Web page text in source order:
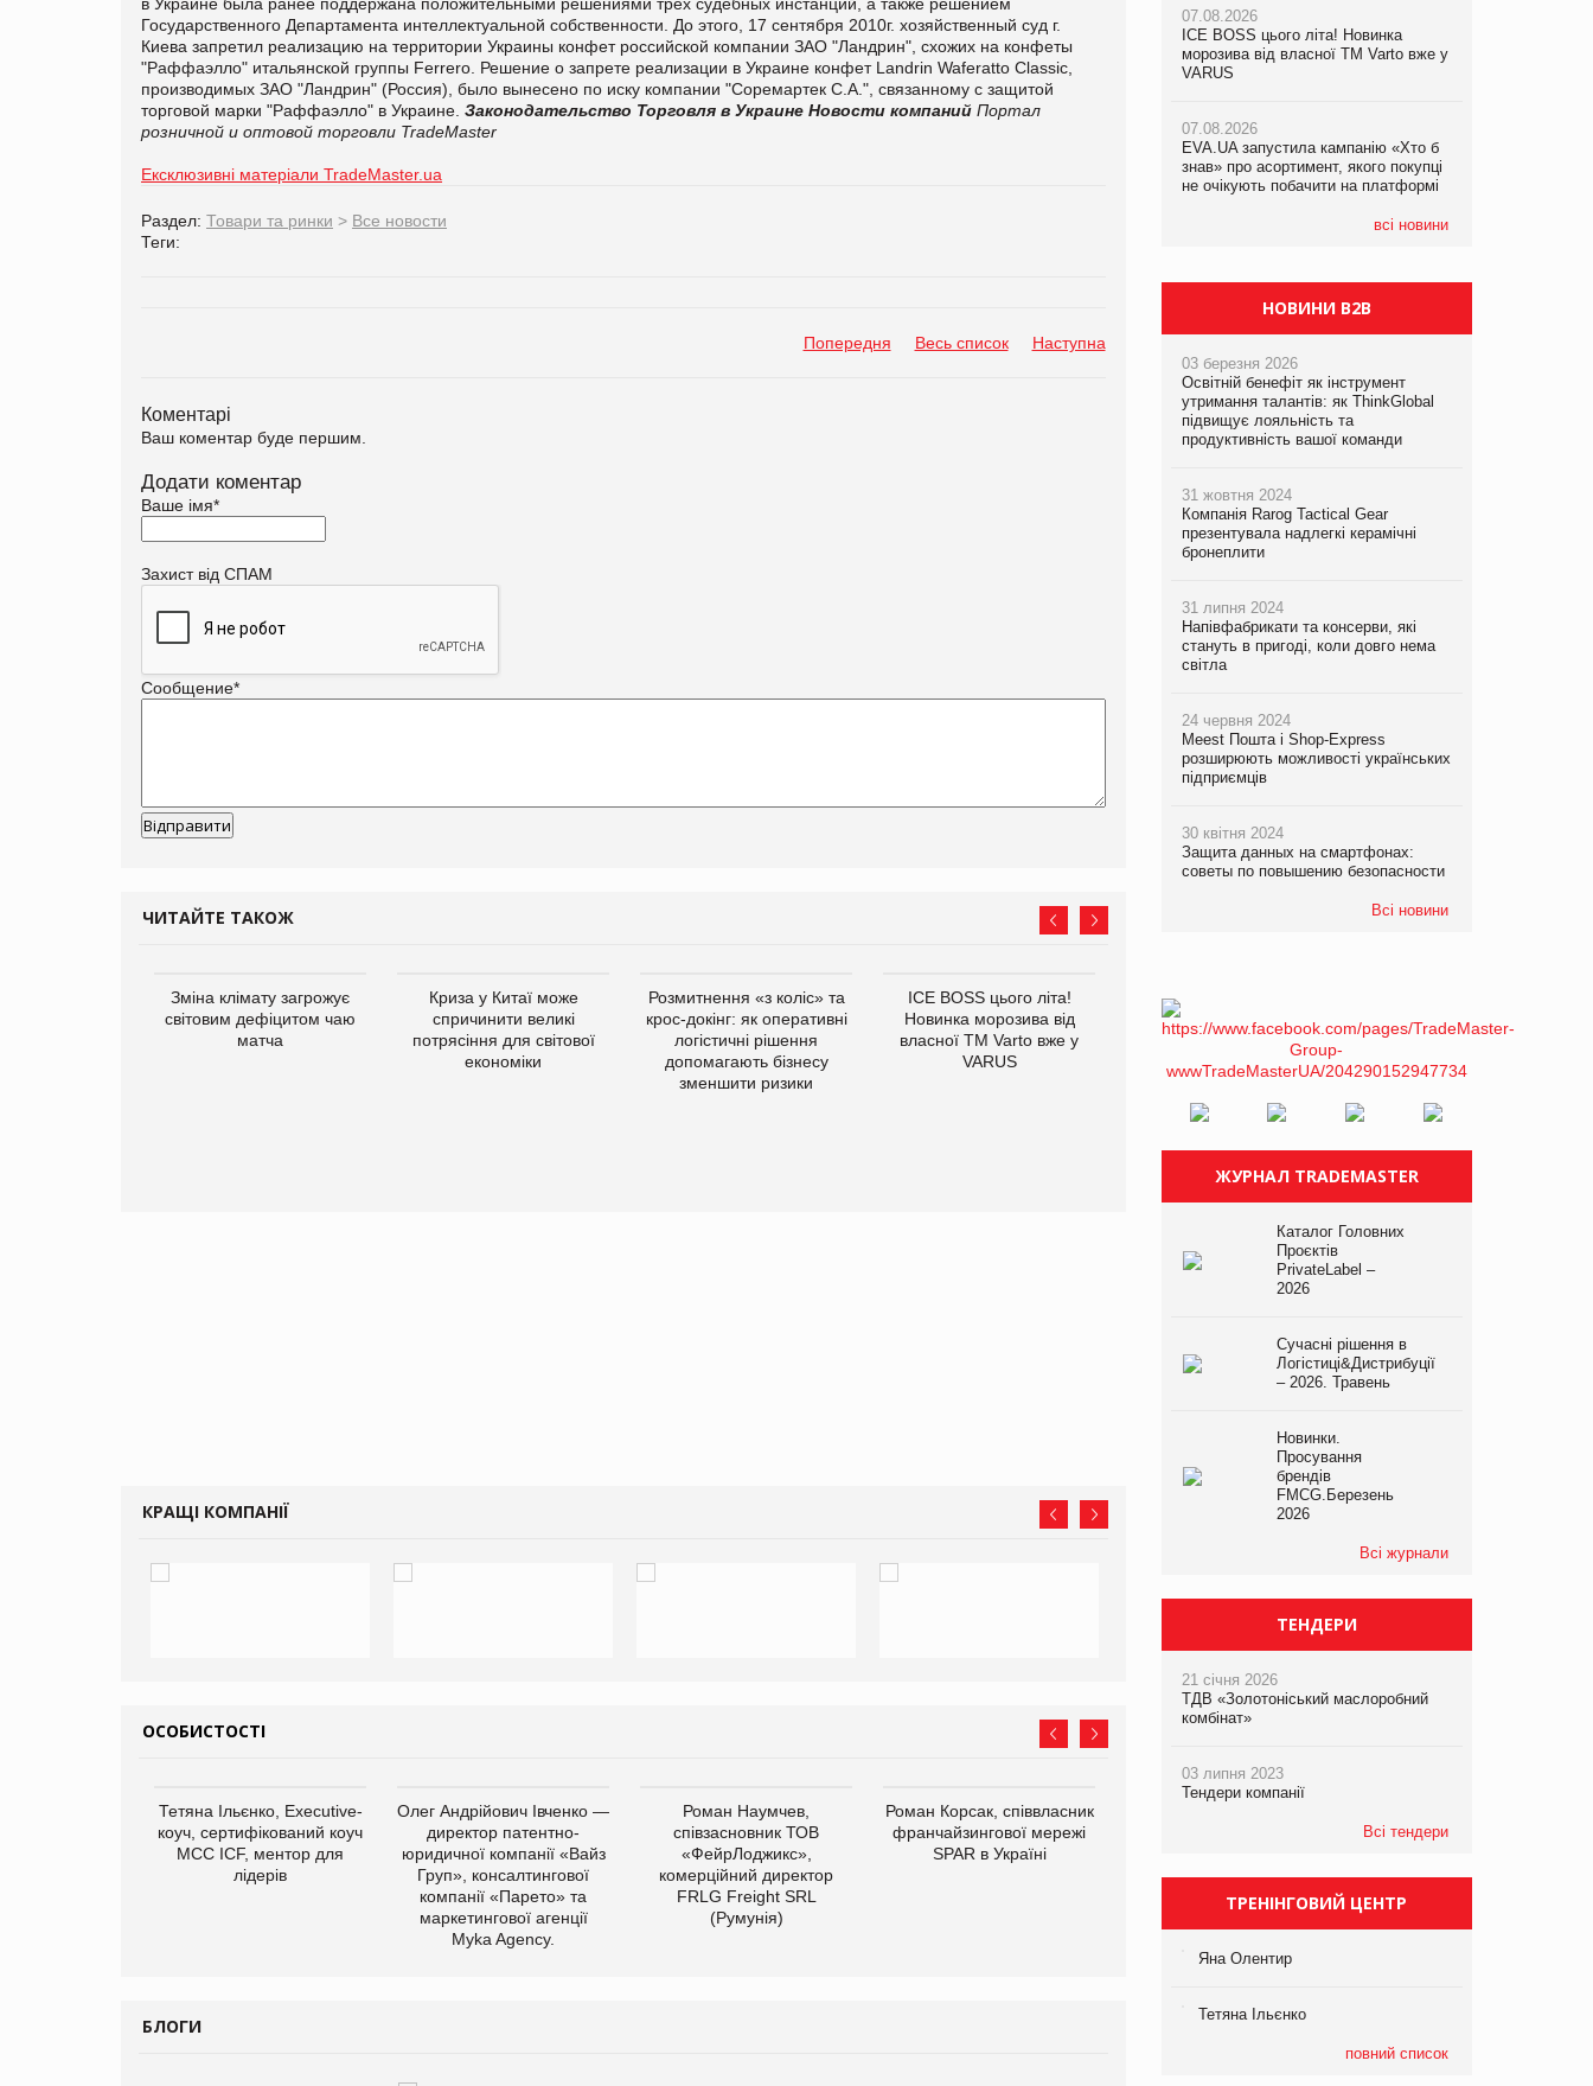
Государственного Департамента интеллектуальной собственности. До этого, 17 сентября 2010г. хозяйственный суд г.
Киева запретил реализацию на территории Украины конфет российской компании ЗАО "Ландрин", схожих на конфеты
"Раффаэлло" итальянской группы Ferrero. Решение о запрете реализации в Украине конфет Landrin Waferatto Classic,
производимых ЗАО "Ландрин" (Россия), было вынесено по иску компании "Соремартек С.А.", связанному с защитой
торговой марки "Раффаэлло" в Украине. Законодательство Торговля в Украине Новости компаний Портал
розничной и оптовой торговли TradeMaster
Ексклюзивні матеріали TradeMaster.ua
Раздел: Товари та ринки > Все новости
Теги:
Попередня Весь список Наступна
Коментарі
Ваш коментар буде першим.
Додати коментар
Ваше імя*
Захист від СПАМ
Сообщение*
ЧИТАЙТЕ ТАКОЖ
Зміна клімату загрожує
світовим дефіцитом чаю
матча
Криза у Китаї може
спричинити великі
потрясіння для світової
економіки
Розмитнення «з коліс» та
крос-докінг: як оперативні
логістичні рішення
допомагають бізнесу
зменшити ризики
ICE BOSS цього літа!
Новинка морозива від
власної ТМ Varto вже у
VARUS
EVA.UA запустила
кампанію «Хто б знав» про
асортимент, якого покупці
не очікують побачити на
платформі
збиток у першому півріччі
КРАЩІ КОМПАНІЇ
ОСОБИСТОСТІ
Тетяна Ільєнко, Executive-
коуч, сертифікований коуч
МСС ICF, ментор для
лідерів
Олег Андрійович Івченко —
директор патентно-
юридичної компанії «Вайз
Груп», консалтингової
компанії «Парето» та
маркетингової агенції
Myka Agency.
Роман Наумчев,
співзасновник ТОВ
«ФейрЛоджикс»,
комерційний директор
FRLG Freight SRL
(Румунія)
Роман Корсак, співвласник
франчайзингової мережі
SPAR в Україні
виробництва
компанії «УкраМарин»
БЛОГИ
07.08.2026
ICE BOSS цього літа! Новинка
морозива від власної ТМ Varto вже у
VARUS
07.08.2026
EVA.UA запустила кампанію «Хто б
знав» про асортимент, якого покупці
не очікують побачити на платформі
всі новини
07.08.2026
ICE BOSS цього літа! Новинка
морозива від власної ТМ Varto вже у
VARUS
07.08.2026
EVA.UA запустила кампанію «Хто б
знав» про асортимент, якого покупці
не очікують побачити на платформі
07.08.2026
Франція заборонила рекламні дзвінки
НОВИНИ B2B
03 березня 2026
Освітній бенефіт як інструмент
утримання талантів: як ThinkGlobal
підвищує лояльність та
продуктивність вашої команди
31 жовтня 2024
Компанія Rarog Tactical Gear
презентувала надлегкі керамічні
бронеплити
31 липня 2024
Напівфабрикати та консерви, які
стануть в пригоді, коли довго нема
світла
24 червня 2024
Meest Пошта і Shop-Express
розширюють можливості українських
підприємців
30 квітня 2024
Защита данных на смартфонах:
советы по повышению безопасности
Всі новини
ЖУРНАЛ TRADEMASTER
Каталог Головних
Проєктів
PrivateLabel –
2026
Сучасні рішення в
Логістиці&Дистрибуції
– 2026. Травень
Новинки.
Просування
брендів
FMCG.Березень
2026
Всі журнали
ТЕНДЕРИ
21 січня 2026
ТДВ «Золотоніський маслоробний
комбінат»
03 липня 2023
Тендери компанії
Всі тендери
ТРЕНІНГОВИЙ ЦЕНТР
Яна Олентир
Тетяна Ільєнко
повний список